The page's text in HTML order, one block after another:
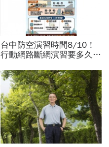
台中防空演習時間8/10！
行動網路斷網演習要多久、
演習懶人包：拒配合最高罰
15萬